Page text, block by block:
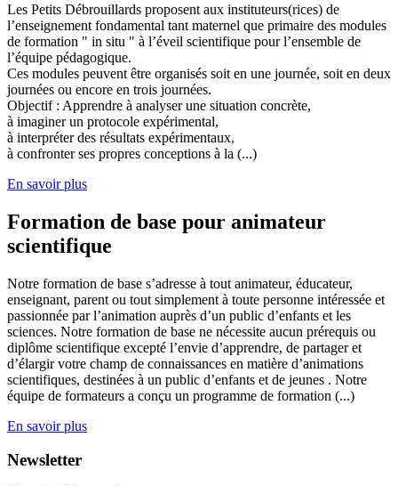
Les Petits Débrouillards proposent aux instituteurs(rices) de
l’enseignement fondamental tant maternel que primaire des modules
de formation " in situ " à l’éveil scientifique pour l’ensemble de
l’équipe pédagogique.
Ces modules peuvent être organisés soit en une journée, soit en deux
journées ou encore en trois journées.
Objectif : Apprendre à analyser une situation concrète,
à imaginer un protocole expérimental,
à interpréter des résultats expérimentaux,
à confronter ses propres conceptions à la (...)
En savoir plus
Formation de base pour animateur
scientifique
Notre formation de base s’adresse à tout animateur, éducateur,
enseignant, parent ou tout simplement à toute personne intéressée et
passionnée par l’animation auprès d’un public d’enfants et les
sciences. Notre formation de base ne nécessite aucun prérequis ou
diplôme scientifique excepté l’envie d’apprendre, de partager et
d’élargir votre champ de connaissances en matière d’animations
scientifiques, destinées à un public d’enfants et de jeunes . Notre
équipe de formateurs a conçu un programme de formation (...)
En savoir plus
Newsletter